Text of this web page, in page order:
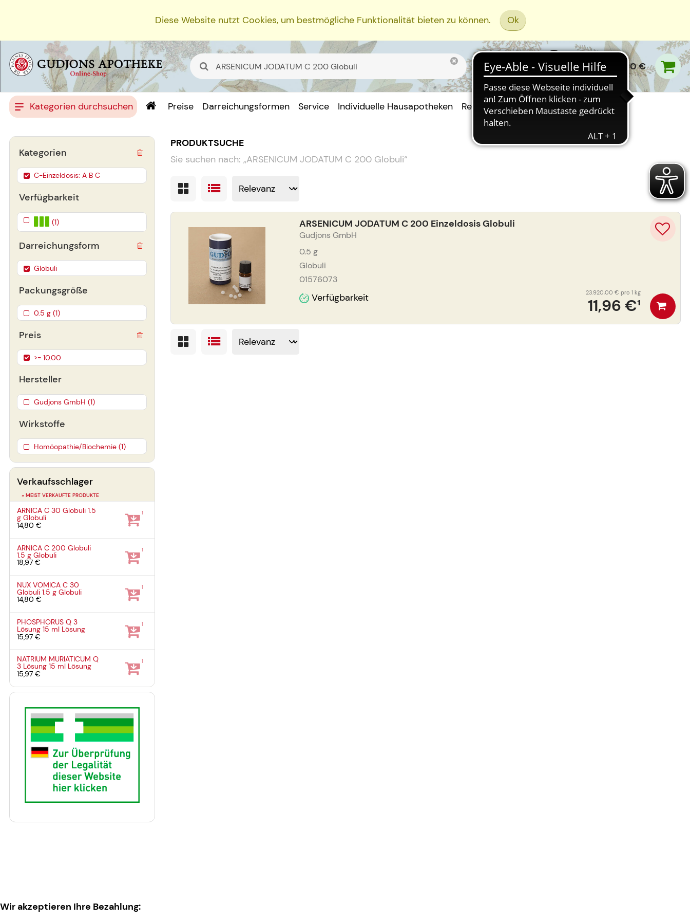
Diese Website nutzt Cookies, um bestmögliche Funktionalität bieten zu können. Ok
0,00 €
Kategorien durchsuchen Preise Darreichungsformen Service Individuelle Hausapotheken Rezept Einreichen
PRODUKTSUCHE
Sie suchen nach: „ARSENICUM JODATUM C 200 Globuli“
ARSENICUM JODATUM C 200 Einzeldosis Globuli
Gudjons GmbH
0.5 g
Globuli
01576073
Verfügbarkeit 11,96 €¹
23.920,00 € pro 1 kg
Verfügbarkeit
(1)
Darreichungsform
Globuli
Packungsgröße
0.5 g (1)
Preis
>= 10.00
Hersteller
Gudjons GmbH (1)
Wirkstoffe
Homöopathie/Biochemie (1)
Kategorien
C-Einzeldosis: A B C
Verkaufsschlager
» MEIST VERKAUFTE PRODUKTE
ARNICA C 30 Globuli1.5
gGlobuli
14,80 €
1
ARNICA C 200 Globuli
1.5 gGlobuli
18,97 €
1
NUX VOMICA C 30
Globuli1.5 gGlobuli
14,80 €
1
PHOSPHORUS Q 3
Lösung15 ml Lösung
15,97 €
1
NATRIUM MURIATICUM Q
3 Lösung15 ml Lösung
15,97 €
1
Wir akzeptieren Ihre Bezahlung: